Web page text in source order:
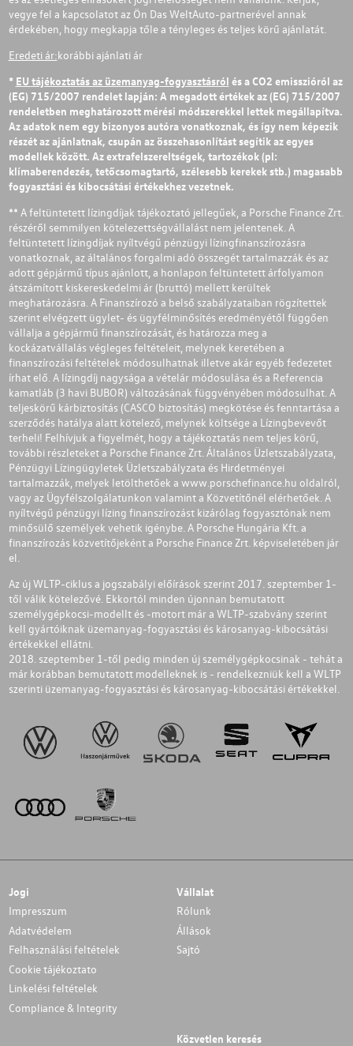
vegye fel a kapcsolatot az Ön Das WeltAuto-partnerével annak
érdekében, hogy megkapja tőle a tényleges és teljes körű ajánlatát.
Eredeti ár:korábbi ajánlati ár
* EU tájékoztatás az üzemanyag-fogyasztásról és a CO2 emisszióról az
(EG) 715/2007 rendelet lapján: A megadott értékek az (EG) 715/2007
rendeletben meghatározott mérési módszerekkel lettek megállapítva.
Az adatok nem egy bizonyos autóra vonatkoznak, és így nem képezik
részét az ajánlatnak, csupán az összehasonlítást segítik az egyes
modellek között. Az extrafelszereltségek, tartozékok (pl:
klímaberendezés, tetőcsomagtartó, szélesebb kerekek stb.) magasabb
fogyasztási és kibocsátási értékekhez vezetnek.
** A feltüntetett lízingdíjak tájékoztató jellegűek, a Porsche Finance Zrt.
részéről semmilyen kötelezettségvállalást nem jelentenek. A
feltüntetett lízingdíjak nyíltvégű pénzügyi lízingfinanszírozásra
vonatkoznak, az általános forgalmi adó összegét tartalmazzák és az
adott gépjármű típus ajánlott, a honlapon feltüntetett árfolyamon
átszámított kiskereskedelmi ár (bruttó) mellett kerültek
meghatározásra. A Finanszírozó a belső szabályzataiban rögzítettek
szerint elvégzett ügylet- és ügyfélminősítés eredményétől függően
vállalja a gépjármű finanszírozását, és határozza meg a
kockázatvállalás végleges feltételeit, melynek keretében a
finanszírozási feltételek módosulhatnak illetve akár egyéb fedezetet
írhat elő. A lízingdíj nagysága a vételár módosulása és a Referencia
kamatláb (3 havi BUBOR) változásának függvényében módosulhat. A
teljeskörű kárbiztosítás (CASCO biztosítás) megkötése és fenntartása a
szerződés hatálya alatt kötelező, melynek költsége a Lízingbevevőt
terheli! Felhívjuk a figyelmét, hogy a tájékoztatás nem teljes körű,
további részleteket a Porsche Finance Zrt. Általános Üzletszabályzata,
Pénzügyi Lízingügyletek Üzletszabályzata és Hirdetményei
tartalmazzák, melyek letölthetőek a www.porschefinance.hu oldalról,
vagy az Ügyfélszolgálatunkon valamint a Közvetítőnél elérhetőek. A
nyíltvégű pénzügyi lízing finanszírozást kizárólag fogyasztónak nem
minősülő személyek vehetik igénybe. A Porsche Hungária Kft. a
finanszírozás közvetítőjeként a Porsche Finance Zrt. képviseletében jár
el.
Az új WLTP-ciklus a jogszabályi előírások szerint 2017. szeptember 1-
től válik kötelezővé. Ekkortól minden újonnan bemutatott
személygépkocsi-modellt és -motort már a WLTP-szabvány szerint
kell gyártóiknak üzemanyag-fogyasztási és károsanyag-kibocsátási
értékekkel ellátni.
2018. szeptember 1-től pedig minden új személygépkocsinak - tehát a
már korábban bemutatott modelleknek is - rendelkezniük kell a WLTP
szerinti üzemanyag-fogyasztási és károsanyag-kibocsátási értékekkel.
Jogi
Impresszum
Adatvédelem
Felhasználási feltételek
Cookie tájékoztato
Linkelési feltételek
Compliance & Integrity
Vállalat
Rólunk
Állások
Sajtó
Közvetlen keresés